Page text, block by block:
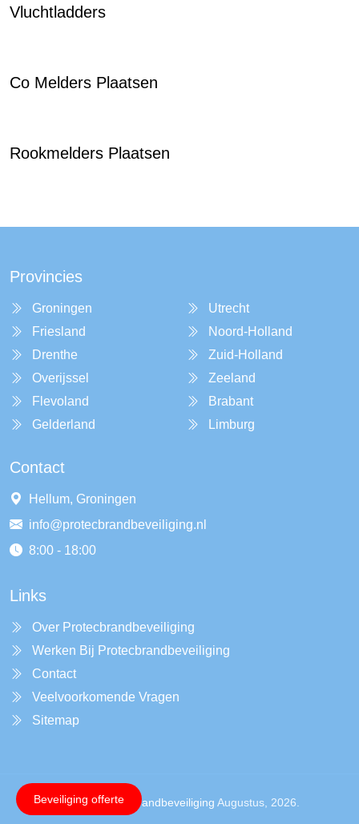
Vluchtladders
Co Melders Plaatsen
Rookmelders Plaatsen
Provincies
Groningen
Friesland
Drenthe
Overijssel
Flevoland
Gelderland
Utrecht
Noord-Holland
Zuid-Holland
Zeeland
Brabant
Limburg
Contact
Hellum, Groningen
info@protecbrandbeveiliging.nl
8:00 - 18:00
Links
Over Protecbrandbeveiliging
Werken Bij Protecbrandbeveiliging
Contact
Veelvoorkomende Vragen
Sitemap
Copyright ©Protecbrandbeveiliging Augustus, 2026.
Beveiliging offerte